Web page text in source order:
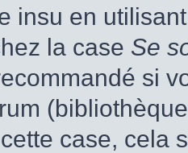
insu en
la case Se
si
case, cela